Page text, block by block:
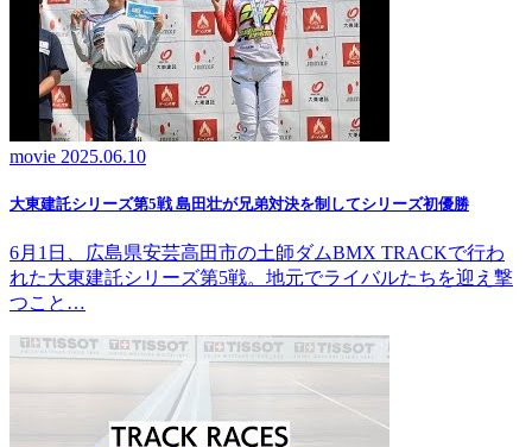
movie 2025.06.10
大東建託シリーズ第5戦 島田壮が兄弟対決を制してシリーズ初優勝
6月1日、広島県安芸高田市の土師ダムBMX TRACKで行わ
れた大東建託シリーズ第5戦。地元でライバルたちを迎え撃
つこと…